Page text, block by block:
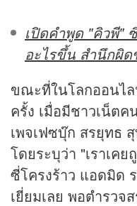
เปิดคำพูด "คิวพี"
อะไรขึ้น สำนึกผิ
ขณะที่ในโลกออนไ
ครั้ง เมื่อมีชาวเน็ต
เพจเฟซบุ๊ก สรยุทธ
โดยระบุว่า "เราเค
ซี่โครงร้าว แอดมิด
เยี่ยมเลย พอตำรวจ